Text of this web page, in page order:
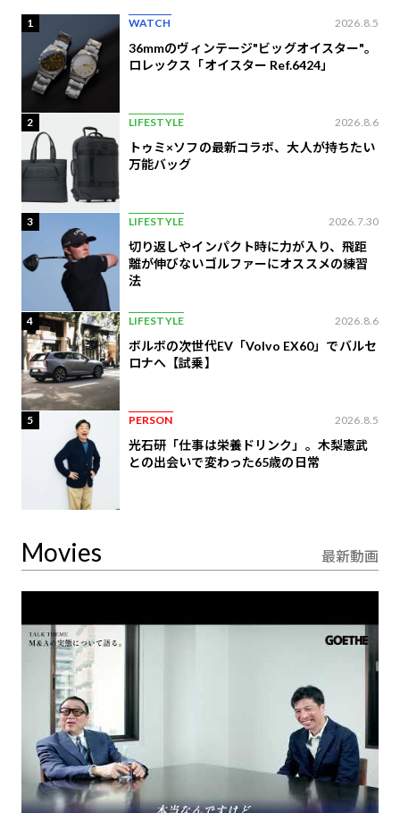
1 WATCH 2026.8.5
36mmのヴィンテージ"ビッグオイスター"。
ロレックス「オイスター Ref.6424」
2 LIFESTYLE 2026.8.6
トゥミ×ソフの最新コラボ、大人が持ちたい
万能バッグ
3 LIFESTYLE 2026.7.30
切り返しやインパクト時に力が入り、飛距
離が伸びないゴルファーにオススメの練習
法
4 LIFESTYLE 2026.8.6
ボルボの次世代EV「Volvo EX60」でバルセ
ロナへ【試乗】
5 PERSON 2026.8.5
光石研「仕事は栄養ドリンク」。木梨憲武
との出会いで変わった65歳の日常
Movies 最新動画